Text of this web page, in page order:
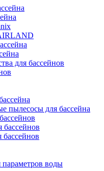
для бассейнов
пылесосы для бассейна